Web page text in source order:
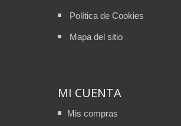
Política de Cookies
Mapa del sitio
MI CUENTA
Mis compras